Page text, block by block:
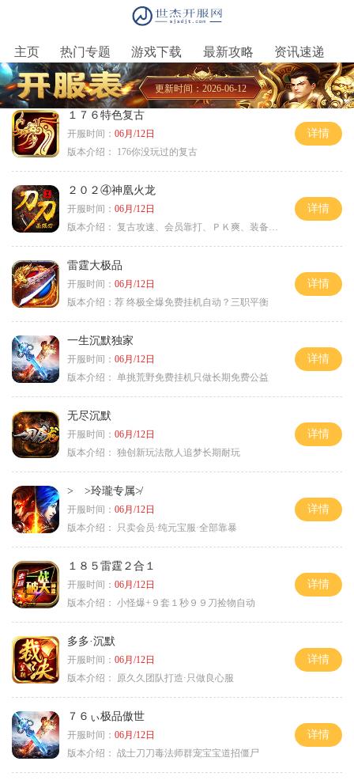
主页 热门专题 游戏下载 最新攻略 资讯速递
更新时间：2026-06-12
１７６特色复古
开服时间： 06月/12日
版本介绍：
176你没玩过的复古
详情
２０２④神凰火龙
开服时间： 06月/12日
版本介绍： 复古攻速、会员靠打、ＰＫ爽、装备全爆
详情
雷霆大极品
开服时间： 06月/12日
版本介绍： 荐 终极全爆免费挂机自动？三职平衡
详情
一生沉默独家
开服时间： 06月/12日
版本介绍： 单挑荒野免费挂机只做长期免费公益
详情
无尽沉默
开服时间： 06月/12日
版本介绍： 独创新玩法散人追梦长期耐玩
详情
> >玲瓏专属≯
开服时间： 06月/12日
版本介绍：
只卖会员·纯元宝服·全部靠暴
详情
１８５雷霆２合１
开服时间： 06月/12日
版本介绍： 小怪爆+９套１秒９９刀捡物自动
详情
多多·沉默
开服时间： 06月/12日
版本介绍：
原久久团队打造·只做良心服
详情
７６ぃ极品傲世
开服时间： 06月/12日
版本介绍： 战士刀刀毒法师群宠宝宝道招僵尸
详情